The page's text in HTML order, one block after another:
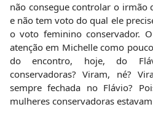
não consegue controlar o irmão
e não tem voto do qual ele
o voto feminino conservador.
atenção em Michelle como
do encontro, hoje, do
conservadoras? Viram, né?
sempre fechada no Flávio?
mulheres conservadoras estavam